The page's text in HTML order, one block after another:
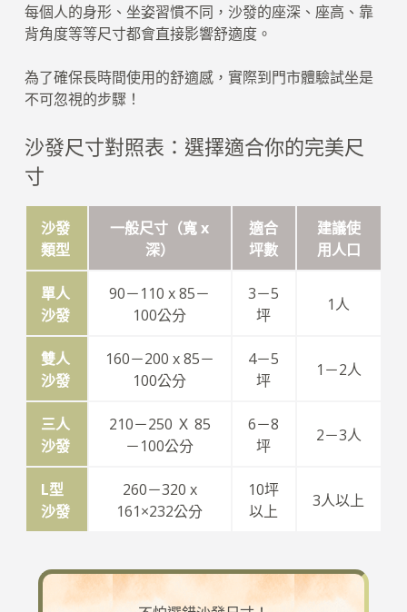
每個人的身形、坐姿習慣不同，沙發的座深、座高、靠
背角度等等尺寸都會直接影響舒適度。
為了確保長時間使用的舒適感，實際到門市體驗試坐是
不可忽視的步驟！
沙發尺寸對照表：選擇適合你的完美尺
寸
沙發
類型
一般尺寸（寬 x
深）
適合
坪數
建議使
用人口
單人
沙發
90－110 x 85－
100公分
3－5
坪
1人
雙人
沙發
160－200 x 85－
100公分
4－5
坪
1－2人
三人
沙發
210－250 Ｘ 85
－100公分
6－8
坪
2－3人
L型
沙發
260－320 x
161×232公分
10坪
以上
3人以上